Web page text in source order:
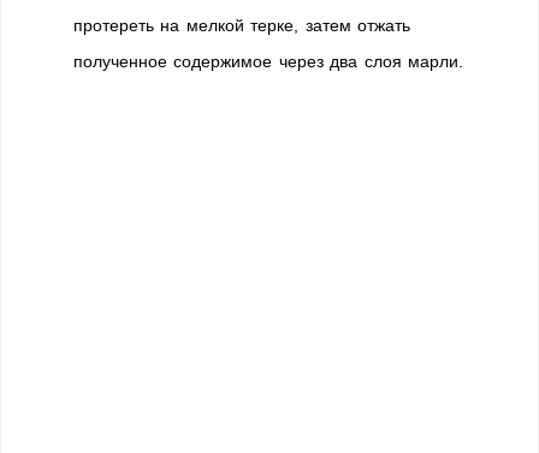
протереть на мелкой терке, затем отжать
полученное содержимое через два слоя марли.